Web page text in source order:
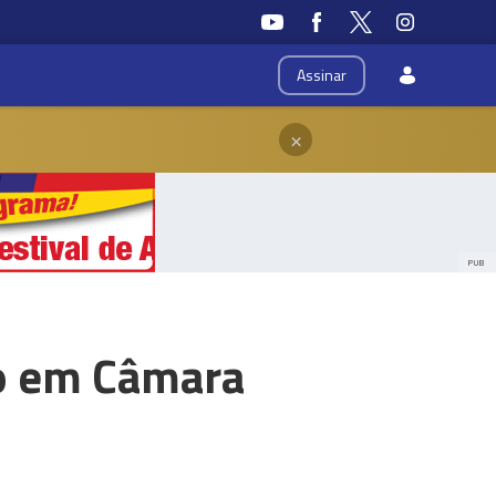
Assinar
×
PUB
Câmara